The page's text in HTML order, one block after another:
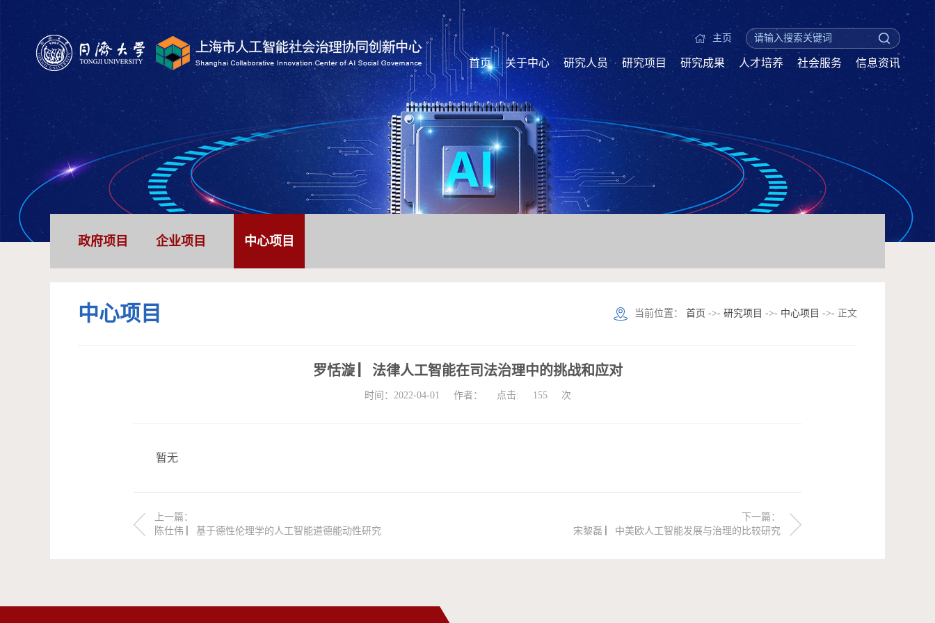
主页
首页 关于中心 研究人员 研究项目 研究成果 人才培养 社会服务 信息资讯
政府项目 企业项目 中心项目
中心项目 当前位置： 首页 ->- 研究项目 ->- 中心项目 ->- 正文
罗恬漩 ▏法律人工智能在司法治理中的挑战和应对
时间：2022-04-01 作者： 点击: 155 次
暂无
上一篇：
陈仕伟 ▏基于德性伦理学的人工智能道德能动性研究
下一篇：
宋黎磊 ▏中美欧人工智能发展与治理的比较研究